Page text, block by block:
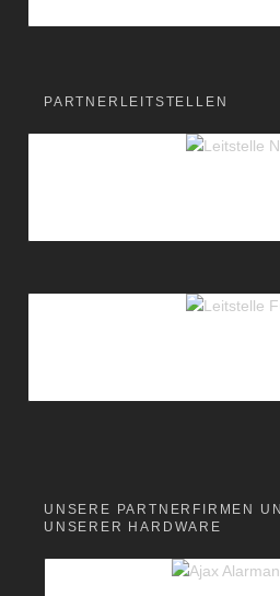
PARTNERLEITSTELLEN
UNSERE PARTNERFIRMEN
UNSERER HARDWARE